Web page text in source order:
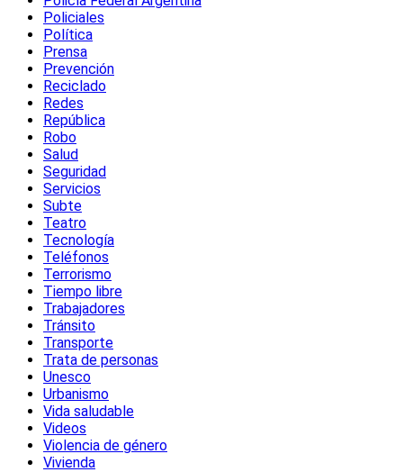
Policiales
Política
Prensa
Prevención
Reciclado
Redes
República
Robo
Salud
Seguridad
Servicios
Subte
Teatro
Tecnología
Teléfonos
Terrorismo
Tiempo libre
Trabajadores
Tránsito
Transporte
Trata de personas
Unesco
Urbanismo
Vida saludable
Videos
Violencia de género
Vivienda